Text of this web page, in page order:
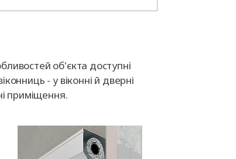
об'єкта доступні
- у віконні й дверні
приміщення.